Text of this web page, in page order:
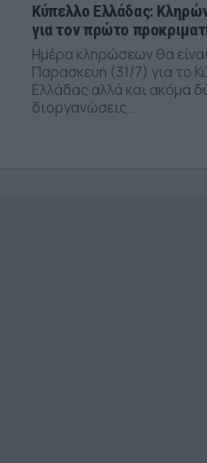
Κύπελλο Ελλάδας:
για τον πρώτο
Ημέρα κληρώσεων θα
Παρασκευή (31/7) για το
Ελλάδας αλλά και ακόμα
διοργανώσεις...